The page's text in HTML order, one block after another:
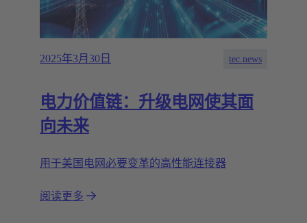
2025年3月30日 tec.news
电力价值链：升级电网使其面
向未来
用于美国电网必要变革的高性能连接器
阅读更多